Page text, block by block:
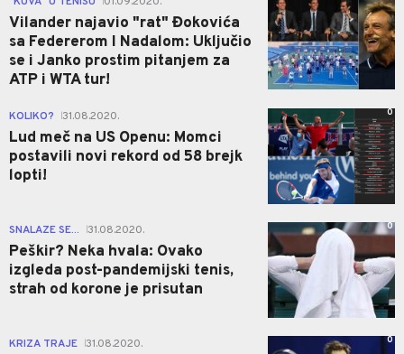
Vilander najavio "rat" Đokovića
sa Federerom I Nadalom: Uključio
se i Janko prostim pitanjem za
ATP i WTA tur!
KOLIKO? 31.08.2020.
Lud meč na US Openu: Momci
postavili novi rekord od 58 brejk
lopti!
0
SNALAZE SE... 31.08.2020.
Peškir? Neka hvala: Ovako
izgleda post-pandemijski tenis,
strah od korone je prisutan
0
KRIZA TRAJE 31.08.2020. 0